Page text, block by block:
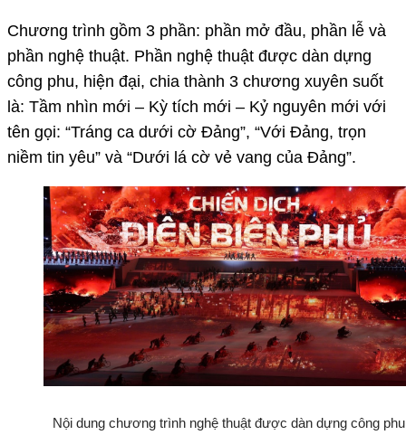
Chương trình gồm 3 phần: phần mở đầu, phần lễ và
phần nghệ thuật. Phần nghệ thuật được dàn dựng
công phu, hiện đại, chia thành 3 chương xuyên suốt
là: Tầm nhìn mới – Kỳ tích mới – Kỷ nguyên mới với
tên gọi: “Tráng ca dưới cờ Đảng”, “Với Đảng, trọn
niềm tin yêu” và “Dưới lá cờ vẻ vang của Đảng”.
Nội dung chương trình nghệ thuật được dàn dựng công